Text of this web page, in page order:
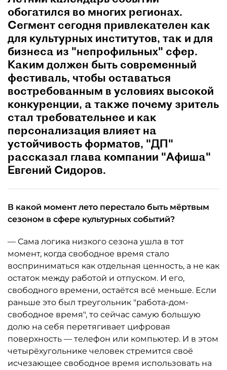
обогатился во многих регионах.
Сегмент сегодня привлекателен как
для культурных институтов, так и для
бизнеса из "непрофильных" сфер.
Каким должен быть современный
фестиваль, чтобы оставаться
востребованным в условиях высокой
конкуренции, а также почему зритель
стал требовательнее и как
персонализация влияет на
устойчивость форматов, "ДП"
рассказал глава компании "Афиша"
Евгений Сидоров.
В какой момент лето перестало быть мёртвым
сезоном в сфере культурных событий?
— Сама логика низкого сезона ушла в тот
момент, когда свободное время стало
восприниматься как отдельная ценность, а не как
остаток между работой и отпуском. И его,
свободного времени, остаётся всё меньше. Если
раньше это был треугольник "работа-дом-
свободное время", то сейчас самую большую
долю на себя перетягивает цифровая
поверхность — телефон или компьютер. И в этом
четырёхугольнике человек стремится своё
исчезающее свободное время использовать на